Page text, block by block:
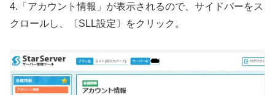
4.「アカウント情報」が表示されるので、サイドバーをス
クロールし、〔SLL設定〕をクリック。